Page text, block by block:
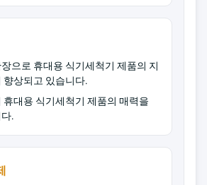
으로 휴대용 식기세척기 제품의 지
향상되고 있습니다.
휴대용 식기세척기 제품의 매력을
.